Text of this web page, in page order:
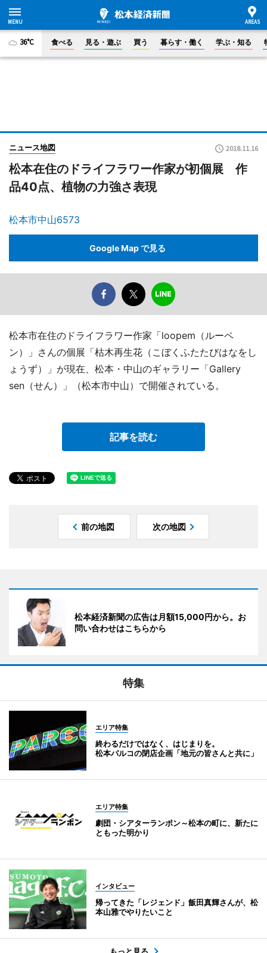
36°C 食べる 見る・遊ぶ 買う 暮らす・働く 学ぶ・知る
ニュース地図 2018.11.16
松本在住のドライフラワー作家が初個展 作
品40点、植物の力強さ表現
松本市中山6573
Google Map で見る
松本市在住のドライフラワー作家「loopem（ルーペ
ン）」さんの個展「枯木再生花（こぼくふたたびはなをし
ょうず）」が現在、松本・中山のギャラリー「Gallery
sen（せん）」（松本市中山）で開催されている。
記事を読む
前の地図 次の地図
松本経済新聞の広告は月額15,000円から。お
問い合わせはこちらから
特集
エリア特集
終わるだけではなく、はじまりを。
松本パルコの閉店企画「地元の皆さんと共に」
エリア特集
劇団・シアターランポン～松本の町に、新たに
ともった明かり
インタビュー
帰ってきた「レジェンド」飯田真輝さんが、松
本山雅でやりたいこと